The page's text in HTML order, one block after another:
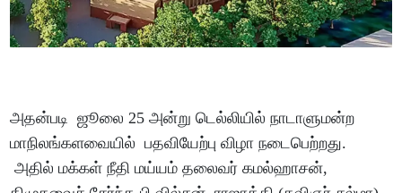
அதன்படி ஜூலை 25 அன்று டெல்லியில் நாடாளுமன்ற
மாநிலங்களவையில் பதவியேற்பு விழா நடைபெற்றது.
அதில் மக்கள் நீதி மய்யம் தலைவர் கமல்ஹாசன்,